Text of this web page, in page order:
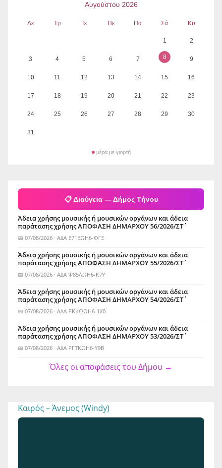
Αυγούστου 2026
Δε Τρ Τε Πε Πα Σά Κυ
1 2
3 4 5 6 7 8 9
10 11 12 13 14 15 16
17 18 19 20 21 22 23
24 25 26 27 28 29 30
31
μέρα με γιορτή
📋 Διαύγεια — Δήμος Τήνου
Άδεια χρήσης μουσικής ή μουσικών οργάνων και άδεια
παράτασης χρήσης ΑΠΟΦΑΣΗ ΔΗΜΑΡΧΟΥ 56/2026/ΣΤ΄
📅 07/08/2026 · ΑΔΑ Ε71ΕΩΗ6-ΦΓΞ
Άδεια χρήσης μουσικής ή μουσικών οργάνων και άδεια
παράτασης χρήσης ΑΠΟΦΑΣΗ ΔΗΜΑΡΧΟΥ 55/2026/ΣΤ΄
📅 07/08/2026 · ΑΔΑ Ψ85ΛΩΗ6-Κ7Υ
Άδεια χρήσης μουσικής ή μουσικών οργάνων και άδεια
παράτασης χρήσης ΑΠΟΦΑΣΗ ΔΗΜΑΡΧΟΥ 54/2026/ΣΤ΄
📅 07/08/2026 · ΑΔΑ ΡΚΚΩΩΗ6-1Χ0
Άδεια χρήσης μουσικής ή μουσικών οργάνων και άδεια
παράτασης χρήσης ΑΠΟΦΑΣΗ ΔΗΜΑΡΧΟΥ 53/2026/ΣΤ΄
📅 07/08/2026 · ΑΔΑ ΡΓΤΚΩΗ6-Υ9Β
Όλες οι αποφάσεις του Δήμου →
Καιρός – Άνεμος (Windy)